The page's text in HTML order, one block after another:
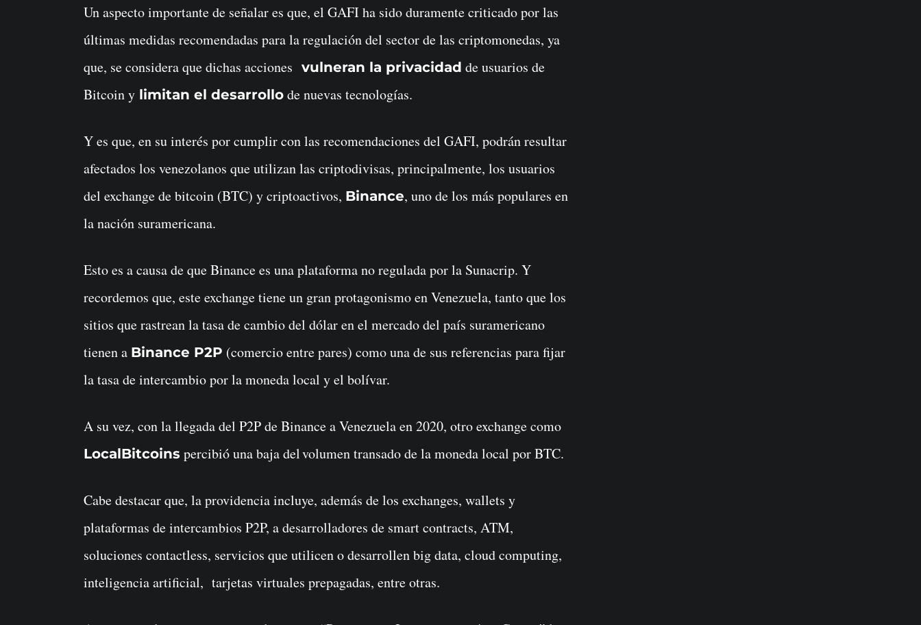
Un aspecto importante de señalar es que, el GAFI ha sido duramente criticado por las
últimas medidas recomendadas para la regulación del sector de las criptomonedas, ya
que, se considera que dichas acciones vulneran la privacidad de usuarios de
Bitcoin y limitan el desarrollo de nuevas tecnologías.
Y es que, en su interés por cumplir con las recomendaciones del GAFI, podrán resultar
afectados los venezolanos que utilizan las criptodivisas, principalmente, los usuarios
del exchange de bitcoin (BTC) y criptoactivos, Binance, uno de los más populares en
la nación suramericana.
Esto es a causa de que Binance es una plataforma no regulada por la Sunacrip. Y
recordemos que, este exchange tiene un gran protagonismo en Venezuela, tanto que los
sitios que rastrean la tasa de cambio del dólar en el mercado del país suramericano
tienen a Binance P2P (comercio entre pares) como una de sus referencias para fijar
la tasa de intercambio por la moneda local y el bolívar.
A su vez, con la llegada del P2P de Binance a Venezuela en 2020, otro exchange como
LocalBitcoins percibió una baja del volumen transado de la moneda local por BTC.
Cabe destacar que, la providencia incluye, además de los exchanges, wallets y
plataformas de intercambios P2P, a desarrolladores de smart contracts, ATM,
soluciones contactless, servicios que utilicen o desarrollen big data, cloud computing,
inteligencia artificial, tarjetas virtuales prepagadas, entre otras.